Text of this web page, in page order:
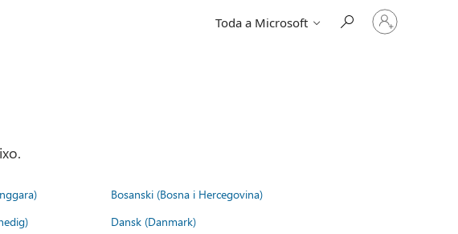
Toda a Microsoft
Entre
em
sua
Bosanski (Bosna i Hercegovina)
Dansk (Danmark)